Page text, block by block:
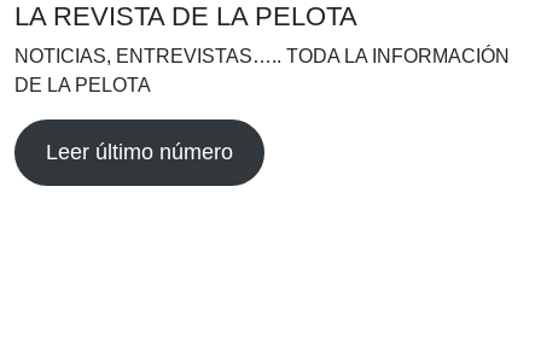
LA REVISTA DE LA PELOTA
NOTICIAS, ENTREVISTAS….. TODA LA INFORMACIÓN
DE LA PELOTA
Leer último número